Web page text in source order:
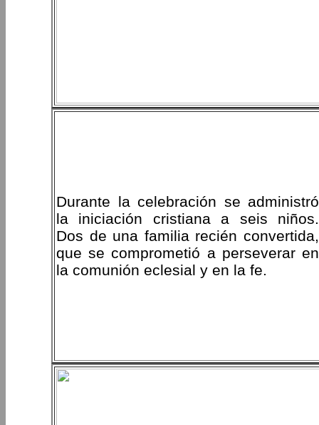
Durante la celebración se administró
la iniciación cristiana a seis niños.
Dos de una familia recién convertida,
que se comprometió a perseverar en
la comunión eclesial y en la fe.